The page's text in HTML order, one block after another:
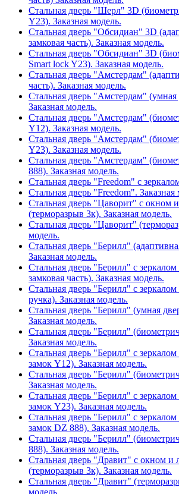
Стальная дверь "Шерл" 3D
Y23). Заказная модель.
Стальная дверь "Обсидиан" 3D
замковая часть). Заказная модель.
Стальная дверь "Обсидиан" 3D
Smart lock Y23). Заказная модель.
Стальная дверь "Амстердам"
часть). Заказная модель.
Стальная дверь "Амстердам" (умная
Заказная модель.
Стальная дверь "Амстердам"
Y12). Заказная модель.
Стальная дверь "Амстердам"
Y23). Заказная модель.
Стальная дверь "Амстердам"
888). Заказная модель.
Стальная дверь "Freedom" с
Стальная дверь "Freedom". Заказная
Стальная дверь "Цаворит" с окном и
(терморазрыв 3к). Заказная модель.
Стальная дверь "Цаворит"
модель.
Стальная дверь "Берилл"
Заказная модель.
Стальная дверь "Берилл" с зеркалом
замковая часть). Заказная модель.
Стальная дверь "Берилл" с
ручка). Заказная модель.
Стальная дверь "Берилл" (умная
Заказная модель.
Стальная дверь "Берилл"
Заказная модель.
Стальная дверь "Берилл" с
замок Y12). Заказная модель.
Стальная дверь "Берилл"
Заказная модель.
Стальная дверь "Берилл" с
замок Y23). Заказная модель.
Стальная дверь "Берилл" с
замок DZ 888). Заказная модель.
Стальная дверь "Берилл"
888). Заказная модель.
Стальная дверь "Дравит" с окном и
(терморазрыв 3к). Заказная модель.
Стальная дверь "Дравит"
модель.